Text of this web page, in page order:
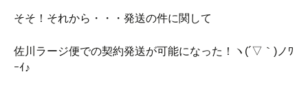
そそ！それから・・・発送の件に関して
佐川ラージ便での契約発送が可能になった！ヽ(´▽｀)ノﾜ
ｰｲ♪